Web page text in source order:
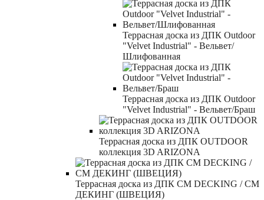
Террасная доска из ДПК Outdoor
"Velvet Industrial" - Вельвет/
Шлифованная
Террасная доска из ДПК Outdoor
"Velvet Industrial" - Вельвет/Браш
Террасная доска из ДПК OUTDOOR
коллекция 3D ARIZONA
Террасная доска из ДПК CM DECKING / СМ
ДЕКИНГ (ШВЕЦИЯ)